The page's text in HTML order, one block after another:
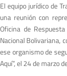
El equipo jurídico de
una reunión con
Oficina de
Nacional Bolivariana,
ese organismo de
Aquí”, el 24 de marzo